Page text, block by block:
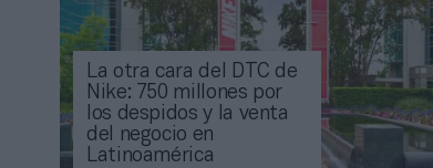
La otra cara del DTC de
Nike: 750 millones por
los despidos y la venta
del negocio en
Latinoamérica